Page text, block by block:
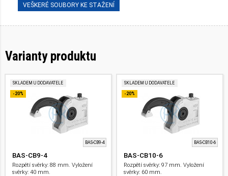
VEŠKERÉ SOUBORY KE STAŽENÍ
Varianty produktu
SKLADEM U DODAVATELE
-20%
BAS-CB9-4
BAS-CB9-4
Rozpětí svěrky: 88 mm. Vyložení
svěrky: 40 mm.
SKLADEM U DODAVATELE
-20%
BAS-CB10-6
BAS-CB10-6
Rozpětí svěrky: 97 mm. Vyložení
svěrky: 60 mm.